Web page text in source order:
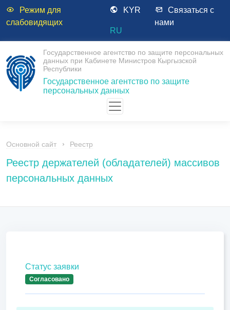
Режим для
слабовидящих
KYR
RU
Связаться с
нами
Государственное агентство по защите персональных
данных при Кабинете Министров Кыргызской
Республики
Государственное агентство по защите
персональных данных
Основной сайт Реестр
Реестр держателей (обладателей) массивов
персональных данных
Статус заявки
Согласовано